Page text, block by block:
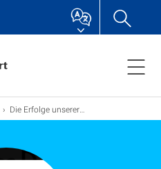
Die Erfolge unserer Entrepreneurs in Residence: PeakCorteX und Surveymugs! Saymon, Patrick und Jan sagen Tschüss